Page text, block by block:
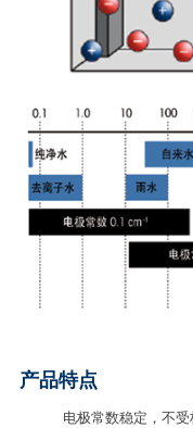
产品特点
电极常数稳定，不受